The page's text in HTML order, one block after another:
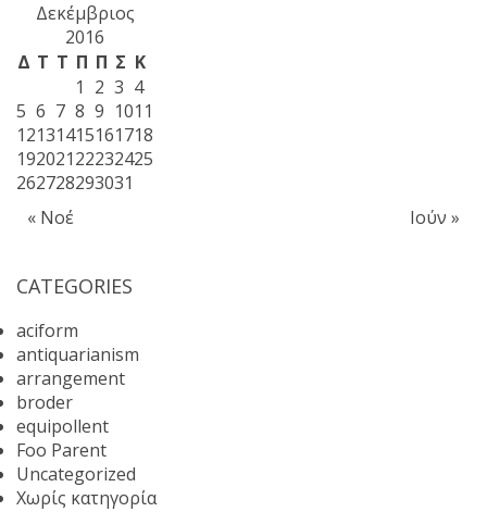
Δεκέμβριος
2016
Δ Τ Τ Π Π Σ Κ
1 2 3 4
5 6 7 8 9 1011
12131415161718
19202122232425
262728293031
« Νοέ
Ιούν »
CATEGORIES
aciform
antiquarianism
arrangement
broder
equipollent
Foo Parent
Uncategorized
Χωρίς κατηγορία